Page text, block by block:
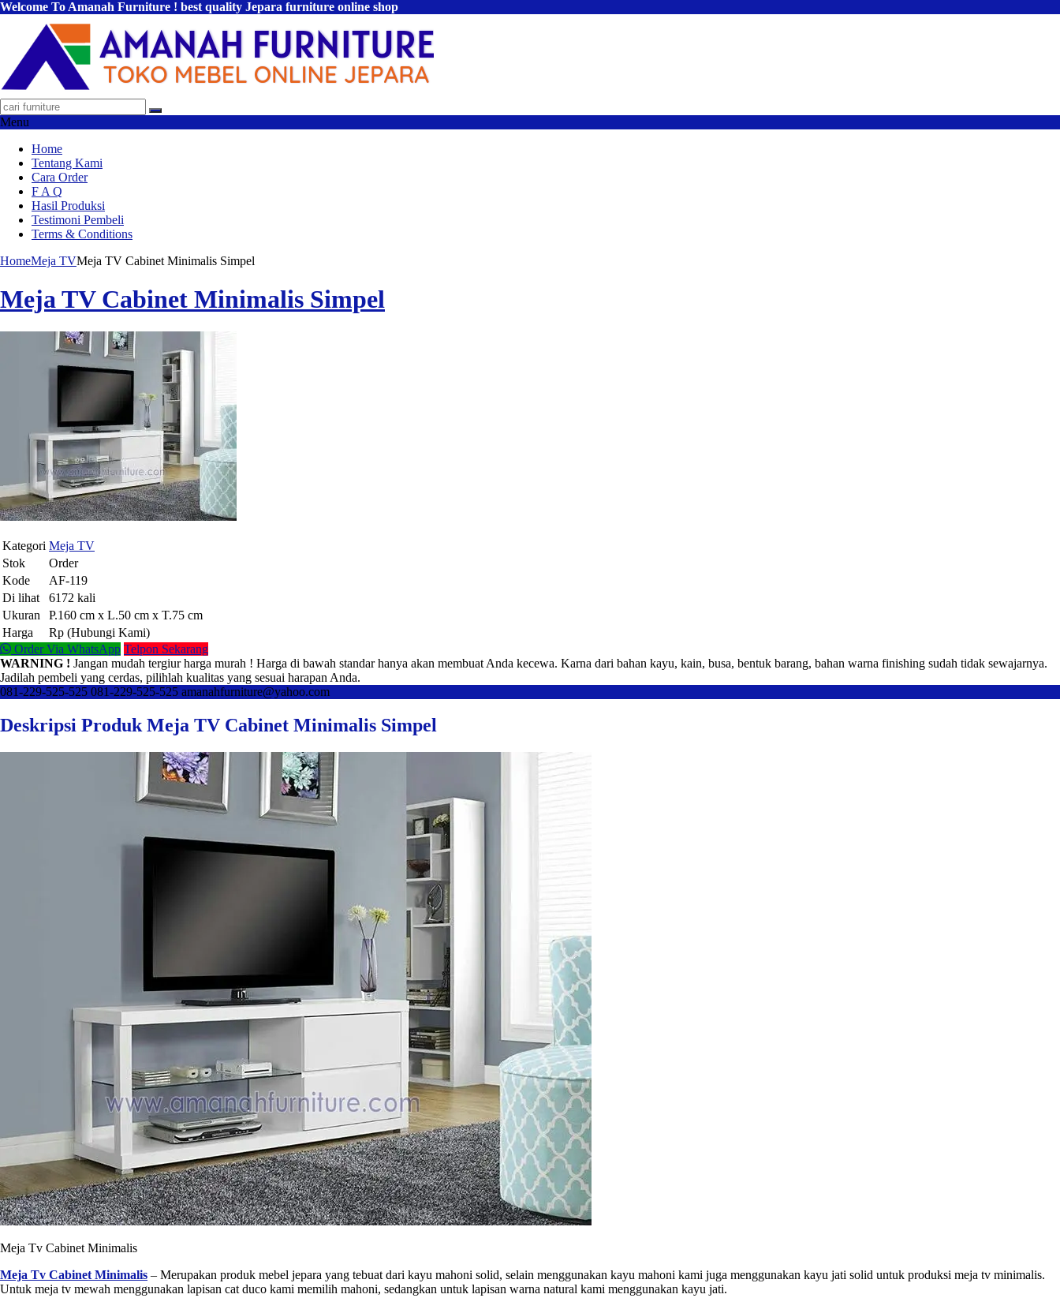
Welcome To Amanah Furniture ! best quality Jepara furniture online shop
Menu
Home
Tentang Kami
Cara Order
F A Q
Hasil Produksi
Testimoni Pembeli
Terms & Conditions
HomeMeja TVMeja TV Cabinet Minimalis Simpel
Meja TV Cabinet Minimalis Simpel
Kategori Meja TV
Stok
Order
Kode
AF-119
Di lihat
6172 kali
Ukuran
P.160 cm x L.50 cm x T.75 cm
Harga
Rp (Hubungi Kami)
Order Via WhatsApp Telpon Sekarang
WARNING ! Jangan mudah tergiur harga murah ! Harga di bawah standar hanya akan membuat Anda kecewa. Karna dari bahan kayu, kain, busa, bentuk barang, bahan warna finishing sudah tidak sewajarnya.
Jadilah pembeli yang cerdas, pilihlah kualitas yang sesuai harapan Anda.
081-229-525-525 081-229-525-525 amanahfurniture@yahoo.com
Deskripsi Produk Meja TV Cabinet Minimalis Simpel
Meja Tv Cabinet Minimalis
Meja Tv Cabinet Minimalis – Merupakan produk mebel jepara yang tebuat dari kayu mahoni solid, selain menggunakan kayu mahoni kami juga menggunakan kayu jati solid untuk produksi meja tv minimalis.
Untuk meja tv mewah menggunakan lapisan cat duco kami memilih mahoni, sedangkan untuk lapisan warna natural kami menggunakan kayu jati.